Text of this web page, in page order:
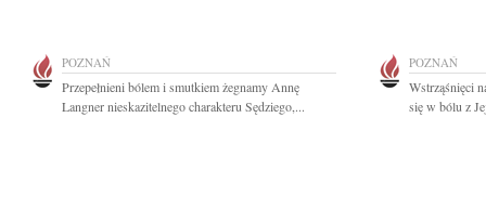
POZNAŃ
Przepełnieni bólem i smutkiem żegnamy Annę
Langner nieskazitelnego charakteru Sędziego,...
POZNAŃ
Wstrząśnięci
się w bólu z